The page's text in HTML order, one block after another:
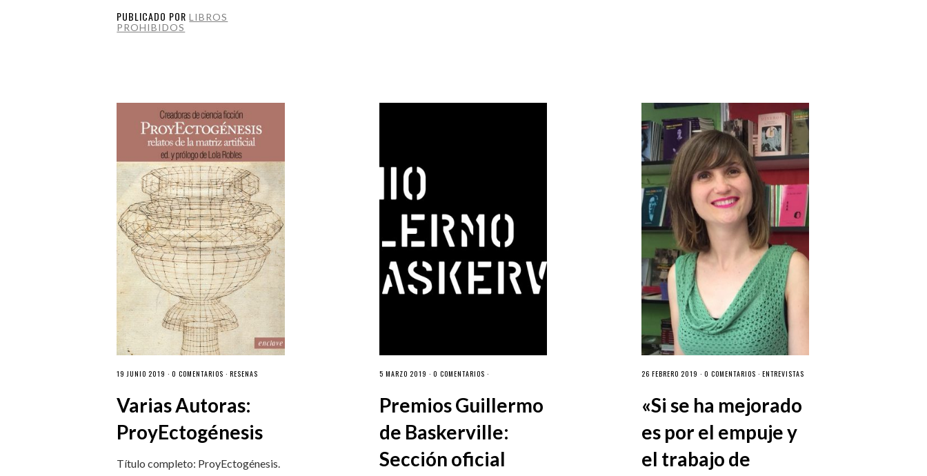
PUBLICADO PORLIBROS
PROHIBIDOS
19 JUNIO 2019 ·0 COMENTARIOS ·RESEÑAS
Varias Autoras:
ProyEctogénesis
Título completo: ProyEctogénesis.
5 MARZO 2019 · 0 COMENTARIOS ·
Premios Guillermo
de Baskerville:
Sección oficial
26 FEBRERO 2019 ·0 COMENTARIOS ·ENTREVISTAS
«Si se ha mejorado
es por el empuje y
el trabajo de